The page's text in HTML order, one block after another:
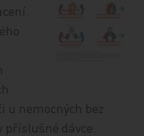
nemocných bez
dávce.